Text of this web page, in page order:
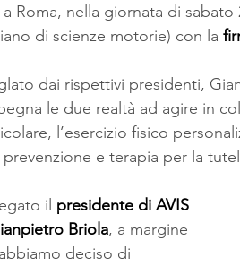
Roma, nella giornata di sabato
di scienze motorie) con la
dai rispettivi presidenti,
le due realtà ad agire in
l’esercizio fisico
e terapia per la
il presidente di AVIS
Briola, a margine
deciso di